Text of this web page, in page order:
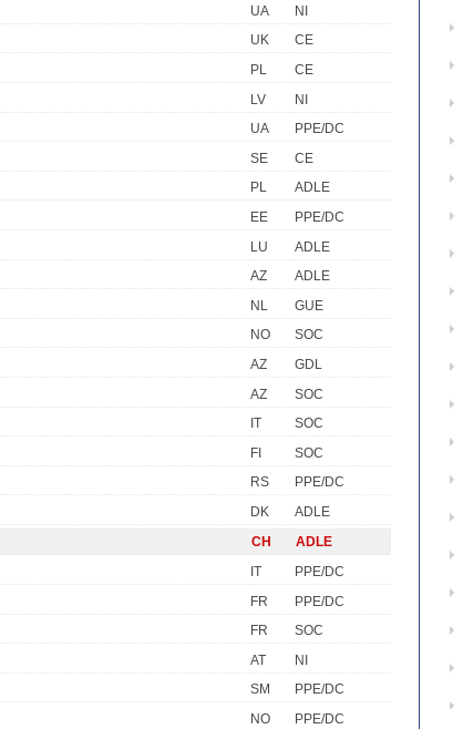
UA
NI
UK
CE
PL
CE
LV
NI
UA
PPE/DC
SE
CE
PL
ADLE
EE
PPE/DC
LU
ADLE
AZ
ADLE
NL
GUE
NO
SOC
AZ
GDL
AZ
SOC
IT
SOC
FI
SOC
RS
PPE/DC
DK
ADLE
CH
ADLE
IT
PPE/DC
FR
PPE/DC
FR
SOC
AT
NI
SM
PPE/DC
NO
PPE/DC